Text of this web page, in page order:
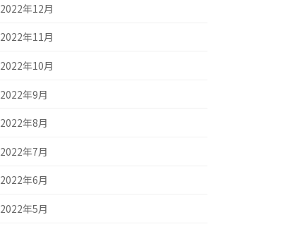
2022年12月
2022年11月
2022年10月
2022年9月
2022年8月
2022年7月
2022年6月
2022年5月